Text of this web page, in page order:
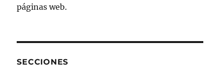
páginas web.
SECCIONES